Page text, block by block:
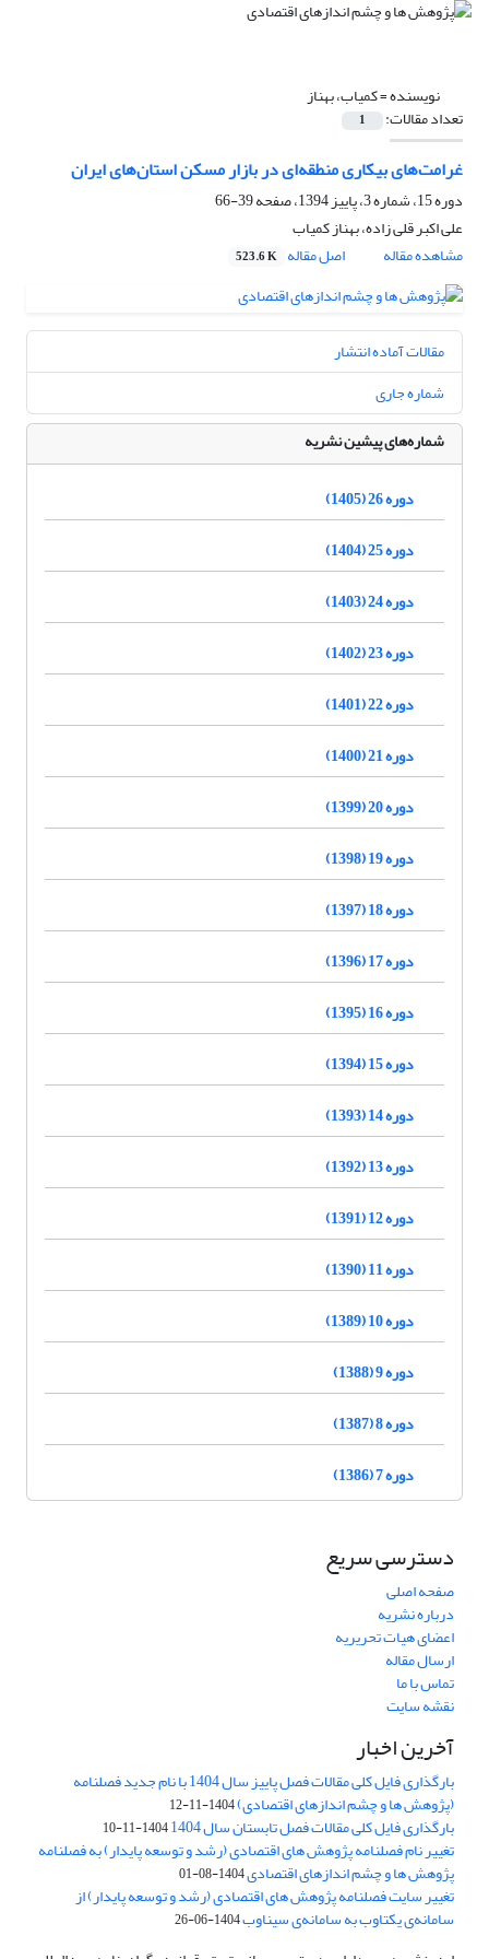
نویسنده =کمیاب، بهناز
تعداد مقالات: 1
غرامت‌های بیکاری منطقه‌ای در بازار مسکن استان‌های ایران
دوره 15، شماره 3، پاییز 1394، صفحه
39-66
علی اکبر قلی زاده، بهناز کمیاب
مشاهده مقاله
اصل مقاله 523.6 K
مقالات آماده انتشار
شماره جاری
شماره‌های پیشین نشریه
دوره 26 (1405)
دوره 25 (1404)
دوره 24 (1403)
دوره 23 (1402)
دوره 22 (1401)
دوره 21 (1400)
دوره 20 (1399)
دوره 19 (1398)
دوره 18 (1397)
دوره 17 (1396)
دوره 16 (1395)
دوره 15 (1394)
دوره 14 (1393)
دوره 13 (1392)
دوره 12 (1391)
دوره 11 (1390)
دوره 10 (1389)
دوره 9 (1388)
دوره 8 (1387)
دوره 7 (1386)
دسترسی سریع
صفحه اصلی
درباره نشریه
اعضای هیات تحریریه
ارسال مقاله
تماس با ما
نقشه سایت
آخرین اخبار
بارگذاری فایل کلی مقالات فصل پاییز سال 1404 با نام جدید فصلنامه
(پژوهش ها و چشم اندازهای اقتصادی)1404-11-12
بارگذاری فایل کلی مقالات فصل تابستان سال 1404 1404-11-10
تغییر نام فصلنامه پژوهش های اقتصادی (رشد و توسعه پایدار) به فصلنامه
پژوهش ها و چشم اندازهای اقتصادی1404-08-01
تغییر سایت فصلنامه پژوهش های اقتصادی (رشد و توسعه پایدار) از
سامانه‌ی یکتاوب به سامانه‌ی سیناوب1404-06-26